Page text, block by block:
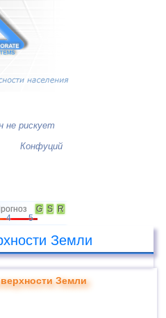
не рискует
Конфуций
G S
R
4 5
Земли
Земли